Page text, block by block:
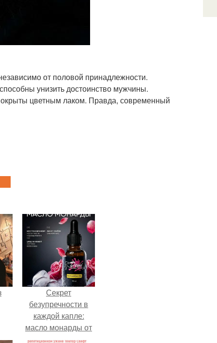
от половой принадлежности.
унизить достоинство мужчины.
цветным лаком. Правда, современный
Секрет
безупречности в
каждой капле:
масло монарды от
Demi Sweet.